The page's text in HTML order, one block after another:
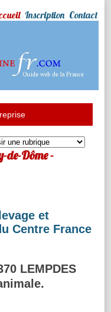
Inscription Contact
de-Dôme -
et
Centre France
LEMPDES